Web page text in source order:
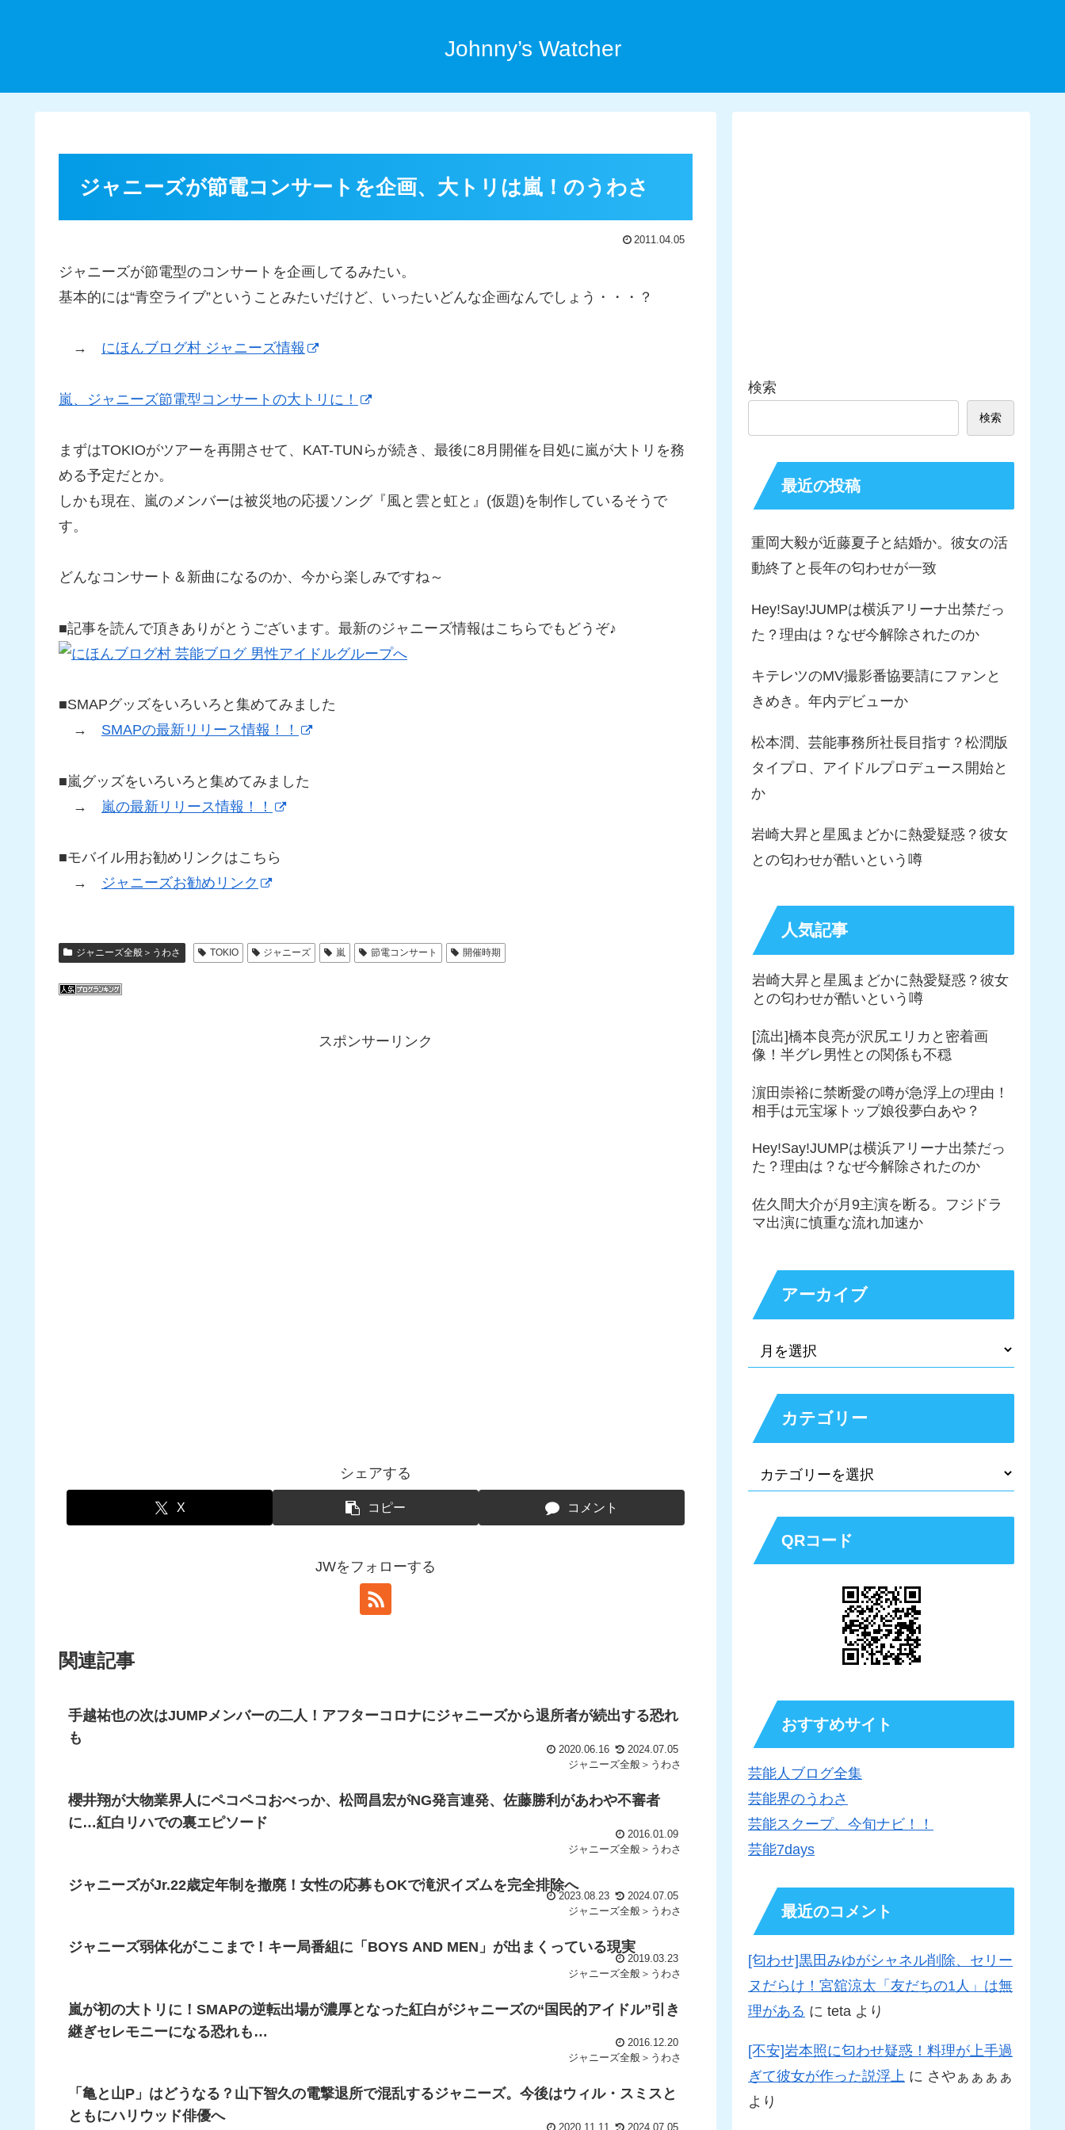
Johnny’s Watcher
ジャニーズが節電コンサートを企画、大トリは嵐！のうわさ
2011.04.05
ジャニーズが節電型のコンサートを企画してるみたい。
基本的には“青空ライブ”ということみたいだけど、いったいどんな企画なんでしょう・・・？
→ にほんブログ村 ジャニーズ情報
嵐、ジャニーズ節電型コンサートの大トリに！
まずはTOKIOがツアーを再開させて、KAT-TUNらが続き、最後に8月開催を目処に嵐が大トリを務
める予定だとか。
しかも現在、嵐のメンバーは被災地の応援ソング『風と雲と虹と』(仮題)を制作しているそうで
す。
どんなコンサート＆新曲になるのか、今から楽しみですね～
■記事を読んで頂きありがとうございます。最新のジャニーズ情報はこちらでもどうぞ♪
■SMAPグッズをいろいろと集めてみました
→ SMAPの最新リリース情報！！
■嵐グッズをいろいろと集めてみました
→ 嵐の最新リリース情報！！
■モバイル用お勧めリンクはこちら
→ ジャニーズお勧めリンク
ジャニーズ全般＞うわさ TOKIO ジャニーズ 嵐 節電コンサート 開催時期
スポンサーリンク
シェアする
X コピー コメント
JWをフォローする
関連記事
手越祐也の次はJUMPメンバーの二人！アフターコロナにジャニーズから退所者が続出する恐れ
も
2020.06.16
2024.07.05
ジャニーズ全般＞うわさ
櫻井翔が大物業界人にペコペコおべっか、松岡昌宏がNG発言連発、佐藤勝利があわや不審者
に…紅白リハでの裏エピソード
2016.01.09
ジャニーズ全般＞うわさ
ジャニーズがJr.22歳定年制を撤廃！女性の応募もOKで滝沢イズムを完全排除へ
2023.08.23
2024.07.05
ジャニーズ全般＞うわさ
ジャニーズ弱体化がここまで！キー局番組に「BOYS AND MEN」が出まくっている現実
2019.03.23
ジャニーズ全般＞うわさ
嵐が初の大トリに！SMAPの逆転出場が濃厚となった紅白がジャニーズの“国民的アイドル”引き
継ぎセレモニーになる恐れも…
2016.12.20
ジャニーズ全般＞うわさ
「亀と山P」はどうなる？山下智久の電撃退所で混乱するジャニーズ。今後はウィル・スミスと
ともにハリウッド俳優へ
2020.11.11 2024.07.05
検索
検索
最近の投稿
重岡大毅が近藤夏子と結婚か。彼女の活
動終了と長年の匂わせが一致
Hey!Say!JUMPは横浜アリーナ出禁だっ
た？理由は？なぜ今解除されたのか
キテレツのMV撮影番協要請にファンと
きめき。年内デビューか
松本潤、芸能事務所社長目指す？松潤版
タイプロ、アイドルプロデュース開始と
か
岩崎大昇と星風まどかに熱愛疑惑？彼女
との匂わせが酷いという噂
人気記事
岩崎大昇と星風まどかに熱愛疑惑？彼女
との匂わせが酷いという噂
[流出]橋本良亮が沢尻エリカと密着画
像！半グレ男性との関係も不穏
濵田崇裕に禁断愛の噂が急浮上の理由！
相手は元宝塚トップ娘役夢白あや？
Hey!Say!JUMPは横浜アリーナ出禁だっ
た？理由は？なぜ今解除されたのか
佐久間大介が月9主演を断る。フジドラ
マ出演に慎重な流れ加速か
アーカイブ
カテゴリー
QRコード
おすすめサイト
芸能人ブログ全集
芸能界のうわさ
芸能スクープ、今旬ナビ！！
芸能7days
最近のコメント
[匂わせ]黒田みゆがシャネル削除、セリー
ヌだらけ！宮舘涼太「友だちの1人」は無
理がある に teta より
[不安]岩本照に匂わせ疑惑！料理が上手過
ぎて彼女が作った説浮上 に さやぁぁぁぁ
より